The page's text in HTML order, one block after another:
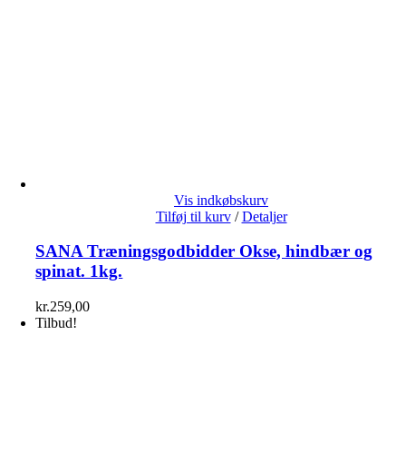
Vis indkøbskurv
Tilføj til kurv / Detaljer
SANA Træningsgodbidder Okse, hindbær og
spinat. 1kg.
kr.259,00
Tilbud!